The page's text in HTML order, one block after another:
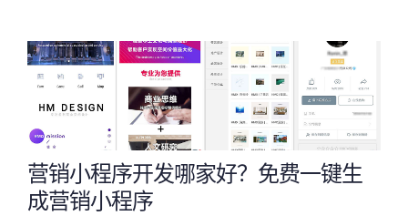
营销小程序开发哪家好？免费一键生
成营销小程序